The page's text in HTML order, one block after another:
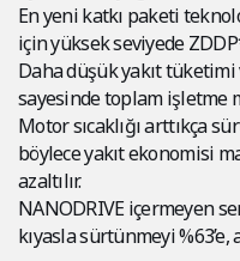
En yeni katkı paketi
için yüksek seviyede
Daha düşük yakıt
sayesinde toplam işletme
Motor sıcaklığı arttıkça
böylece yakıt ekonomisi
azaltılır.
NANODRIVE içermeyen
kıyasla sürtünmeyi %63’e,